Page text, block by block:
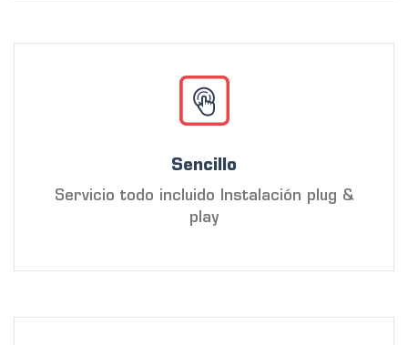
Sencillo
Servicio todo incluido Instalación plug &
play